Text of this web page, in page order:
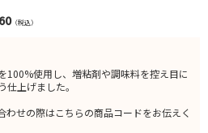
（税込）
100%使用し、増粘剤や調味料を控え目に
仕上げました。
せの際はこちらの商品コードをお伝えく